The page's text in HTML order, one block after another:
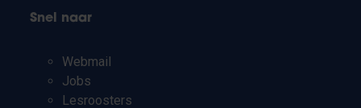
Snel naar
Webmail
Jobs
Lesroosters